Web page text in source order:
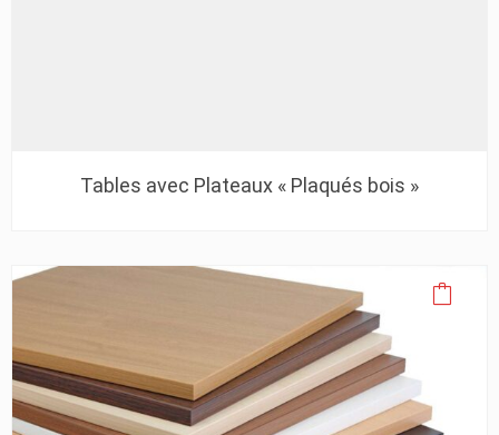
Tables avec Plateaux « Plaqués bois »